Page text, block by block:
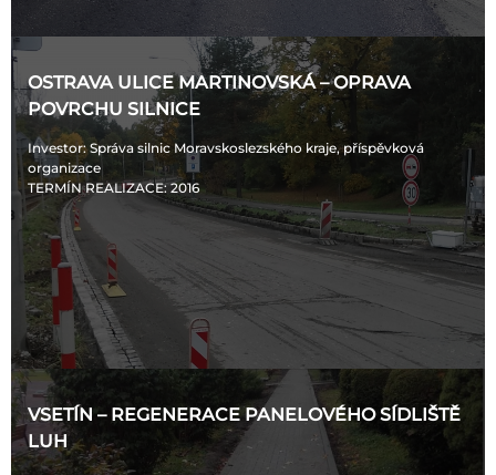
OSTRAVA ULICE MARTINOVSKÁ – OPRAVA
POVRCHU SILNICE
Investor: Správa silnic Moravskoslezského kraje, příspěvková
organizace
TERMÍN REALIZACE: 2016
VSETÍN – REGENERACE PANELOVÉHO SÍDLIŠTĚ
LUH